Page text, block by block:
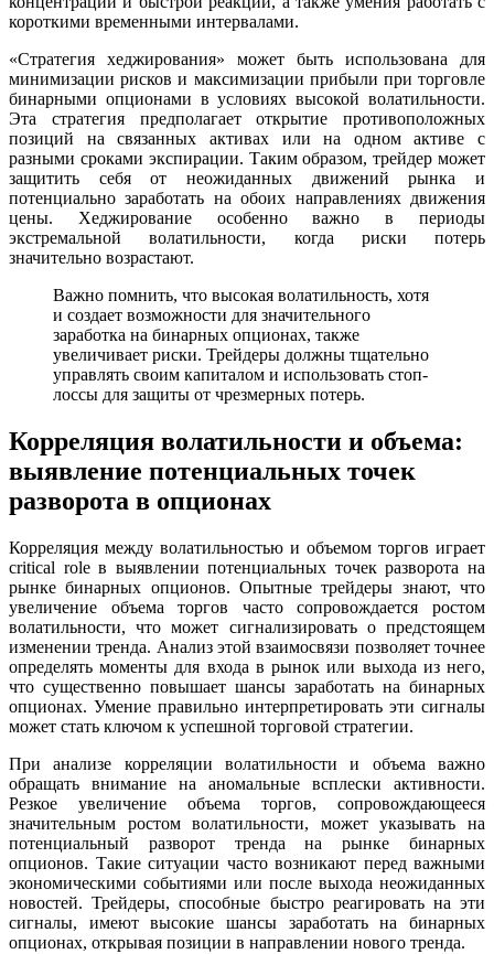
короткими временными интервалами.
«Стратегия хеджирования» может быть использована для
минимизации рисков и максимизации прибыли при торговле
бинарными опционами в условиях высокой волатильности.
Эта стратегия предполагает открытие противоположных
позиций на связанных активах или на одном активе с
разными сроками экспирации. Таким образом, трейдер может
защитить себя от неожиданных движений рынка и
потенциально заработать на обоих направлениях движения
цены. Хеджирование особенно важно в периоды
экстремальной волатильности, когда риски потерь
значительно возрастают.
Важно помнить, что высокая волатильность, хотя
и создает возможности для значительного
заработка на бинарных опционах, также
увеличивает риски. Трейдеры должны тщательно
управлять своим капиталом и использовать стоп-
лоссы для защиты от чрезмерных потерь.
Корреляция волатильности и объема:
выявление потенциальных точек
разворота в опционах
Корреляция между волатильностью и объемом торгов играет
critical role в выявлении потенциальных точек разворота на
рынке бинарных опционов. Опытные трейдеры знают, что
увеличение объема торгов часто сопровождается ростом
волатильности, что может сигнализировать о предстоящем
изменении тренда. Анализ этой взаимосвязи позволяет точнее
определять моменты для входа в рынок или выхода из него,
что существенно повышает шансы заработать на бинарных
опционах. Умение правильно интерпретировать эти сигналы
может стать ключом к успешной торговой стратегии.
При анализе корреляции волатильности и объема важно
обращать внимание на аномальные всплески активности.
Резкое увеличение объема торгов, сопровождающееся
значительным ростом волатильности, может указывать на
потенциальный разворот тренда на рынке бинарных
опционов. Такие ситуации часто возникают перед важными
экономическими событиями или после выхода неожиданных
новостей. Трейдеры, способные быстро реагировать на эти
сигналы, имеют высокие шансы заработать на бинарных
опционах, открывая позиции в направлении нового тренда.